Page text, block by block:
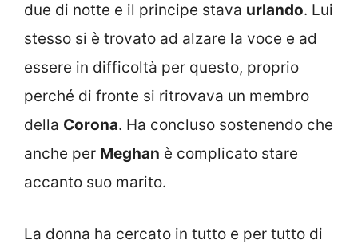
due di notte e il principe stava urlando. Lui
stesso si è trovato ad alzare la voce e ad
essere in difficoltà per questo, proprio
perché di fronte si ritrovava un membro
della Corona. Ha concluso sostenendo che
anche per Meghan è complicato stare
accanto suo marito.
La donna ha cercato in tutto e per tutto di